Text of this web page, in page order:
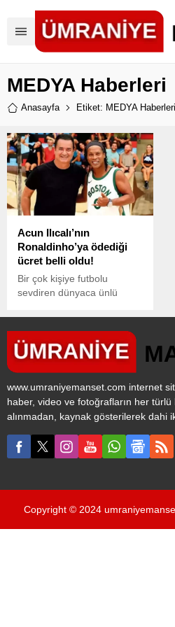
MEDYA Haberleri
Anasayfa Etiket: MEDYA Haberleri
Acun Ilıcalı’nın
Ronaldinho’ya ödediği
ücret belli oldu!
Bir çok kişiye futbolu
sevdiren dünyaca ünlü
geçtiğimiz günlerde Survivor
All Star'a konuk olmuştu.
Brezilyalı yıldızın Acun
Ilıcalı'ya maliyeti belli oldu.
www.umraniyemanset.com internet
haber, video ve fotoğrafların her türlü
alınmadan, kaynak gösterilerek dahi
Copyright © 2024